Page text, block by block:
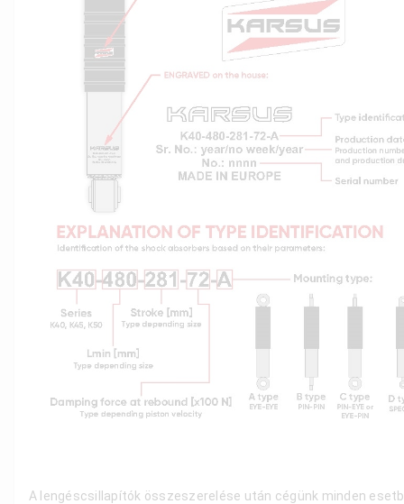
A lengéscsillapítók összeszerelése után cégünk minden